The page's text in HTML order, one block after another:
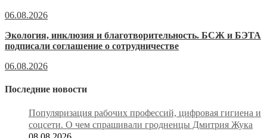
06.08.2026
Экология, инклюзия и благотворительность. БСЖ и БЭТА
подписали соглашение о сотрудничестве
06.08.2026
Последние новости
Популяризация рабочих профессий, цифровая гигиена и
соцсети. О чем спрашивали гродненцы Дмитрия Жука